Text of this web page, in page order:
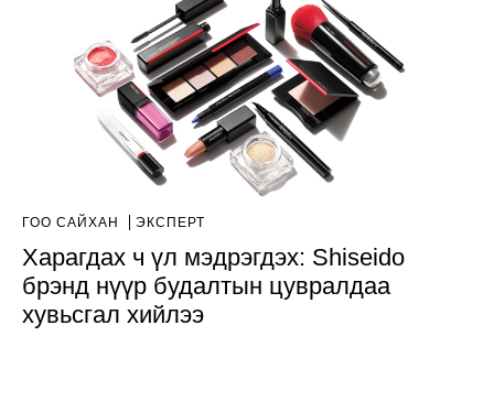
ГОО САЙХАН ЭКСПЕРТ
Харагдах ч үл мэдрэгдэх: Shiseido
брэнд нүүр будалтын цувралдаа
хувьсгал хийлээ